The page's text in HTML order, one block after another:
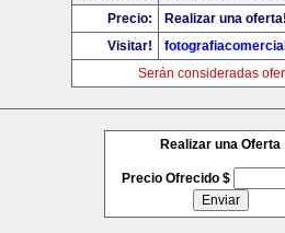
Precio:
Realizar una
Visitar!
Serán consideradas
Realizar una Oferta
Precio Ofrecido $